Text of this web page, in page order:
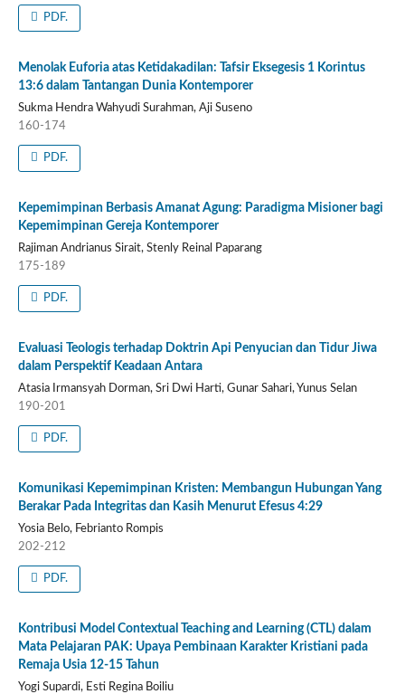
PDF.
Menolak Euforia atas Ketidakadilan: Tafsir Eksegesis 1 Korintus
13:6 dalam Tantangan Dunia Kontemporer
Sukma Hendra Wahyudi Surahman, Aji Suseno
160-174
PDF.
Kepemimpinan Berbasis Amanat Agung: Paradigma Misioner bagi
Kepemimpinan Gereja Kontemporer
Rajiman Andrianus Sirait, Stenly Reinal Paparang
175-189
PDF.
Evaluasi Teologis terhadap Doktrin Api Penyucian dan Tidur Jiwa
dalam Perspektif Keadaan Antara
Atasia Irmansyah Dorman, Sri Dwi Harti, Gunar Sahari, Yunus Selan
190-201
PDF.
Komunikasi Kepemimpinan Kristen: Membangun Hubungan Yang
Berakar Pada Integritas dan Kasih Menurut Efesus 4:29
Yosia Belo, Febrianto Rompis
202-212
PDF.
Kontribusi Model Contextual Teaching and Learning (CTL) dalam
Mata Pelajaran PAK: Upaya Pembinaan Karakter Kristiani pada
Remaja Usia 12-15 Tahun
Yogi Supardi, Esti Regina Boiliu